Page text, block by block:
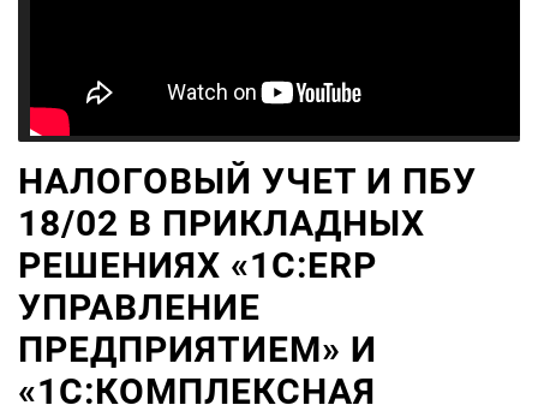
НАЛОГОВЫЙ УЧЕТ И ПБУ
18/02 В ПРИКЛАДНЫХ
РЕШЕНИЯХ «1С:ERP
УПРАВЛЕНИЕ
ПРЕДПРИЯТИЕМ» И
«1С:КОМПЛЕКСНАЯ